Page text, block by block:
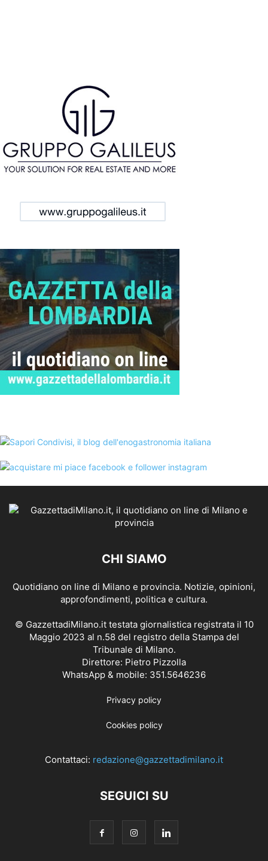
CHI SIAMO
Quotidiano on line di Milano e provincia. Notizie, opinioni,
approfondimenti, politica e cultura.
© GazzettadiMilano.it testata giornalistica registrata il 10
Maggio 2023 al n.58 del registro della Stampa del
Tribunale di Milano.
Direttore: Pietro Pizzolla
WhatsApp & mobile: 351.5646236
Privacy policy
Cookies policy
Contattaci: redazione@gazzettadimilano.it
SEGUICI SU